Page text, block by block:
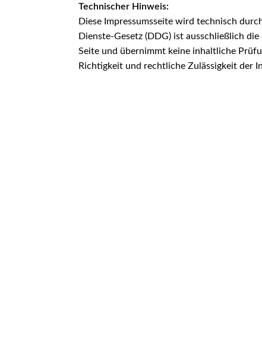
Technischer Hinweis:
Diese Impressumsseite wird technisch
Dienste-Gesetz (DDG) ist ausschließlich
Seite und übernimmt keine inhaltliche
Richtigkeit und rechtliche Zulässigkeit der